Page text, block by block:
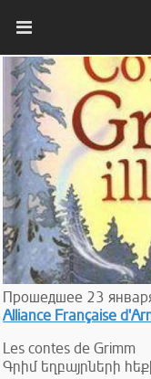
Прошедшее 23
Alliance Française
Les contes de Grimm
Գրիմ եղբայրների